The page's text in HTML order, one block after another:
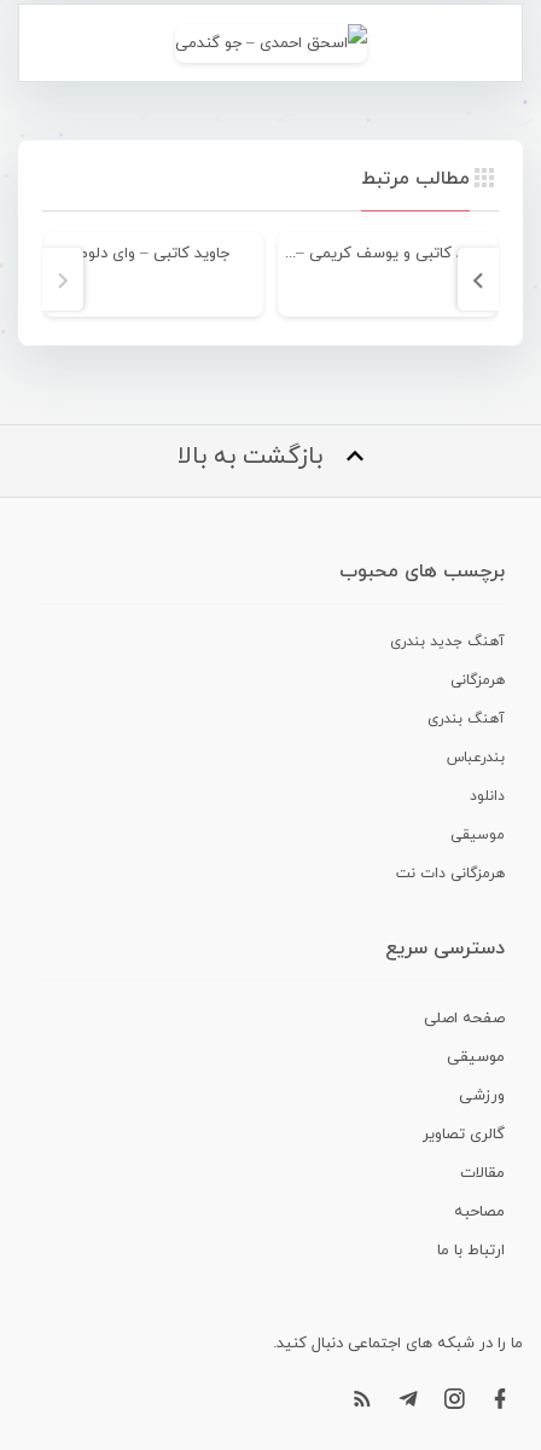
مطالب مرتبط
جاوید کاتبی و یوسف کریمی – تو بی خیالی جاوید کاتبی – وای دلوم
بازگشت به بالا
برچسب های محبوب
آهنگ جدید بندری
هرمزگانی
آهنگ بندری
بندرعباس
دانلود
موسیقی
هرمزگانی دات نت
دسترسی سریع
صفحه اصلی
موسیقی
ورزشی
گالری تصاویر
مقالات
مصاحبه
ارتباط با ما
ما را در شبکه های اجتماعی دنبال کنید.